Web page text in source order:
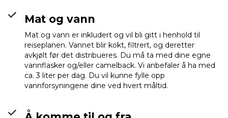
Mat og vann
Mat og vann er inkludert og vil bli gitt i henhold til
reiseplanen. Vannet blir kokt, filtrert, og deretter
avkjølt før det distribueres. Du må ta med dine egne
vannflasker og/eller camelback. Vi anbefaler å ha med
ca. 3 liter per dag. Du vil kunne fylle opp
vannforsyningene dine ved hvert måltid.